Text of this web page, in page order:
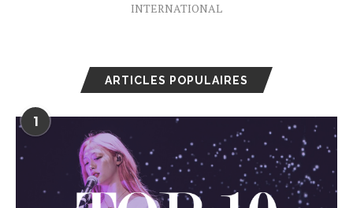
INTERNATIONAL
ARTICLES POPULAIRES
1